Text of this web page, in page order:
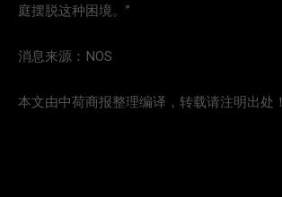
庭摆脱这种困境。”
消息来源：NOS
本文由中荷商报整理编译，转载请注明出处！